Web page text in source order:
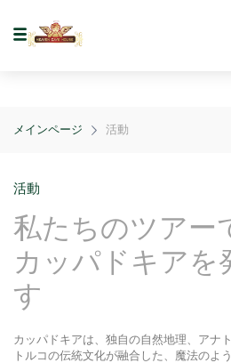
メインページ 活動
活動
私たちのツアー
カッパドキアを
す
カッパドキアは、独自の自然地理、アナ
トルコの伝統文化が融合した、魔法のよ